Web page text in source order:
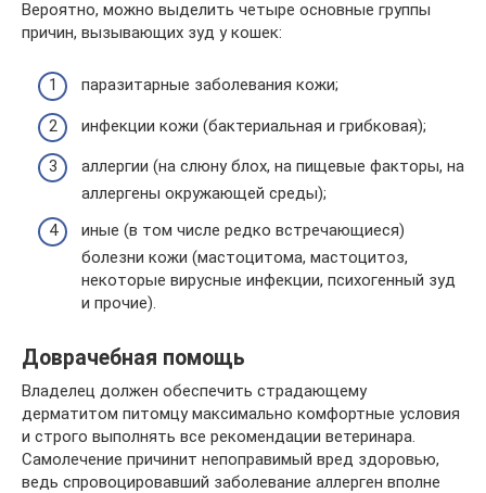
Вероятно, можно выделить четыре основные группы
причин, вызывающих зуд у кошек:
паразитарные заболевания кожи;
инфекции кожи (бактериальная и грибковая);
аллергии (на слюну блох, на пищевые факторы, на
аллергены окружающей среды);
иные (в том числе редко встречающиеся)
болезни кожи (мастоцитома, мастоцитоз,
некоторые вирусные инфекции, психогенный зуд
и прочие).
Доврачебная помощь
Владелец должен обеспечить страдающему
дерматитом питомцу максимально комфортные условия
и строго выполнять все рекомендации ветеринара.
Самолечение причинит непоправимый вред здоровью,
ведь спровоцировавший заболевание аллерген вполне